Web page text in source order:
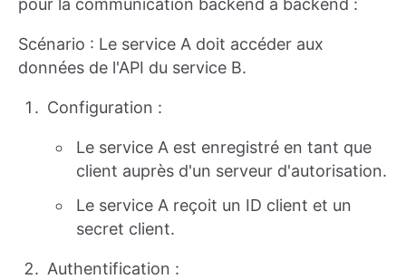
Scénario : Le service A doit accéder aux
données de l'API du service B.
Configuration :
Le service A est enregistré en tant que
client auprès d'un serveur d'autorisation.
Le service A reçoit un ID client et un
secret client.
Authentification :